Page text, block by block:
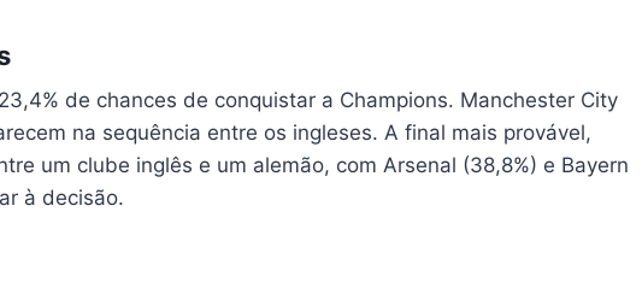
de chances de conquistar a Champions. Manchester City
na sequência entre os ingleses. A final mais provável,
um clube inglês e um alemão, com Arsenal (38,8%) e Bayern
à decisão.